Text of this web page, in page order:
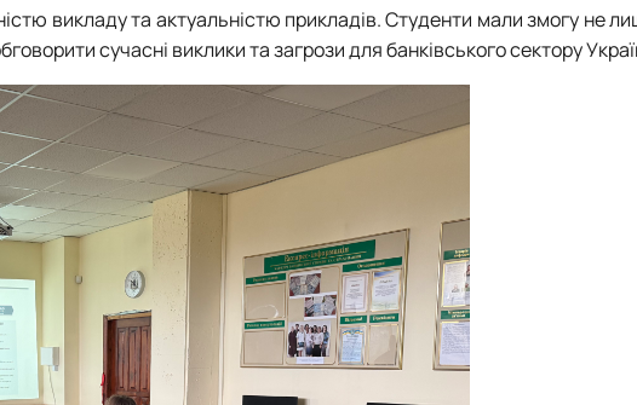
викладу та актуальністю прикладів. Студенти мали змогу не
сучасні виклики та загрози для банківського сектору